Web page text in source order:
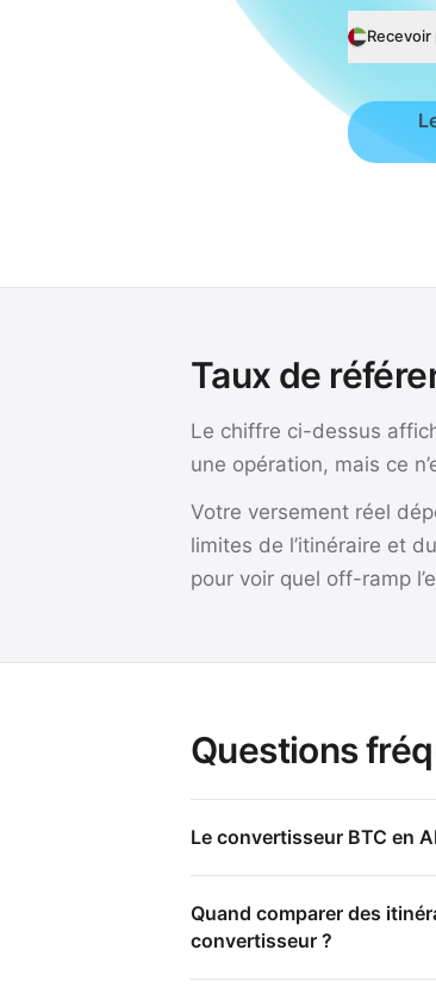
Recevoir
Taux de
Le chiffre ci-dessus
une opération, mais ce
Votre versement réel
limites de l’itinéraire et
pour voir quel off-ramp
Questions
Le convertisseur BTC en
Quand comparer des
convertisseur ?